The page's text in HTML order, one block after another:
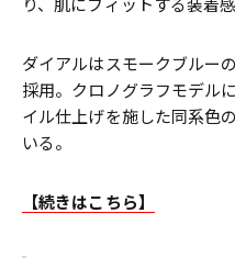
り、肌にフィットする装着
ダイアルはスモークブルー
採用。クロノグラフモデル
イル仕上げを施した同系色
いる。
【続きはこちら】